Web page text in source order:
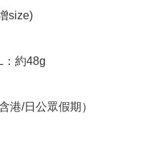
size)
：約48g
港/日公眾假期）